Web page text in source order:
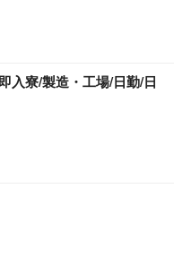
入寮/製造・工場/日勤/日